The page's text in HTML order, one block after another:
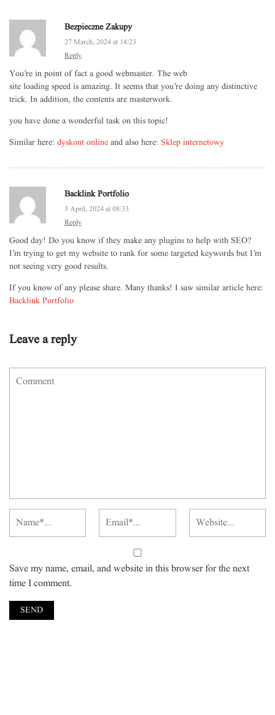
Bezpieczne Zakupy
27 March, 2024 at 14:23
Reply
You’re in point of fact a good webmaster. The web
site loading speed is amazing. It seems that you’re doing any distinctive
trick. In addition, the contents are masterwork.
you have done a wonderful task on this topic!
Similar here: dyskont online and also here: Sklep internetowy
Backlink Portfolio
3 April, 2024 at 08:33
Reply
Good day! Do you know if they make any plugins to help with SEO?
I’m trying to get my website to rank for some targeted keywords but I’m
not seeing very good results.
If you know of any please share. Many thanks! I saw similar article here:
Backlink Portfolio
Leave a reply
Save my name, email, and website in this browser for the next
time I comment.